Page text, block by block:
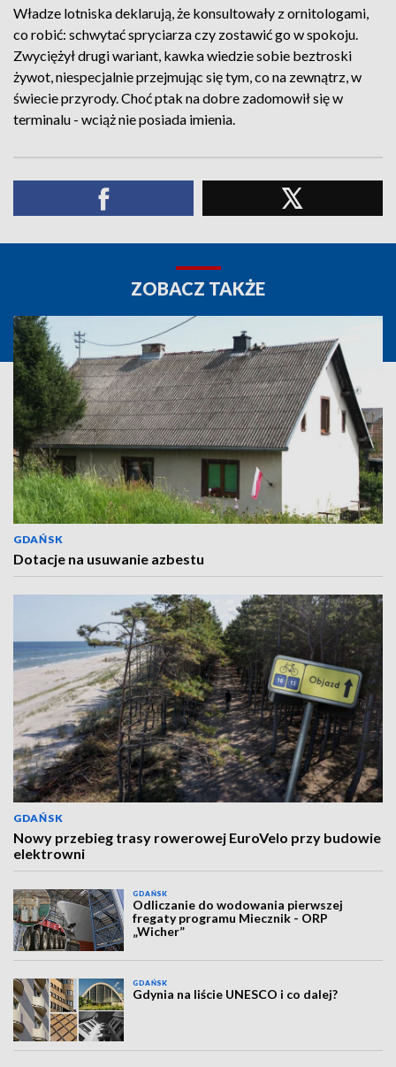
Władze lotniska deklarują, że konsultowały z ornitologami,
co robić: schwytać spryciarza czy zostawić go w spokoju.
Zwyciężył drugi wariant, kawka wiedzie sobie beztroski
żywot, niespecjalnie przejmując się tym, co na zewnątrz, w
świecie przyrody. Choć ptak na dobre zadomowił się w
terminalu - wciąż nie posiada imienia.
ZOBACZ TAKŻE
GDAŃSK
Dotacje na usuwanie azbestu
GDAŃSK
Nowy przebieg trasy rowerowej EuroVelo przy budowie
elektrowni
GDAŃSK
Odliczanie do wodowania pierwszej
fregaty programu Miecznik - ORP
„Wicher”
GDAŃSK
Gdynia na liście UNESCO i co dalej?